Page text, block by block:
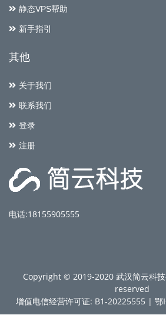
静态VPS帮助
新手指引
其他
关于我们
联系我们
登录
注册
电话:18155905555
Copyright © 2019-2020 武汉简云科
reserved
增值电信经营许可证: B1-20225555 | 鄂